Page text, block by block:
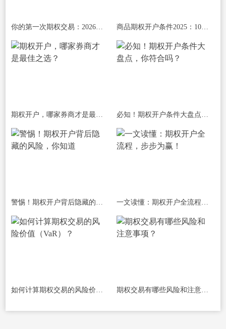
你的第一次期权交易：2026年从模拟到实盘 商品期权开户条件2025：10万验资 + 考试
期权开户，哪家券商才是最佳之选？ 必知！期权开户条件大盘点，你符合吗？
警惕！期权开户背后隐藏的风险，你知道 一文读懂：期权开户全流程，步步为赢！
如何计算期权交易的风险价值（VaR）？ 期权交易有哪些风险和注意事项？